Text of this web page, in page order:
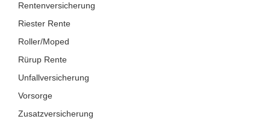
Rentenversicherung
Riester Rente
Roller/Moped
Rürup Rente
Unfallversicherung
Vorsorge
Zusatzversicherung